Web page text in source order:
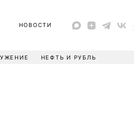
НОВОСТИ
НЕФТЬ И РУБЛЬ